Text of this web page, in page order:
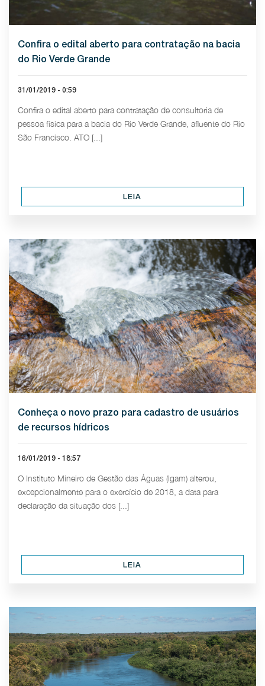
Confira o edital aberto para contratação na bacia
do Rio Verde Grande
31/01/2019 - 0:59
Confira o edital aberto para contratação de consultoria de
pessoa física para a bacia do Rio Verde Grande, afluente do Rio
São Francisco. ATO [...]
LEIA
Conheça o novo prazo para cadastro de usuários
de recursos hídricos
16/01/2019 - 18:57
O Instituto Mineiro de Gestão das Águas (Igam) alterou,
excepcionalmente para o exercício de 2018, a data para
declaração da situação dos [...]
LEIA